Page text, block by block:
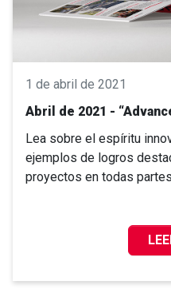
1 de abril de 2021
Abril de 2021 -
Lea sobre el espíritu
ejemplos de logros
proyectos en todas